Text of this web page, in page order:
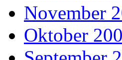
November
Oktober